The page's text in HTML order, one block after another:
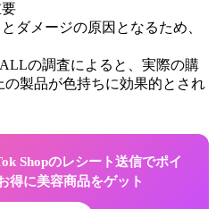
ダメージの原因となるため、
の調査によると、実際の購
製品が色持ちに効果的とされ
Shopのレシート送信でポイ
得に美容商品をゲット